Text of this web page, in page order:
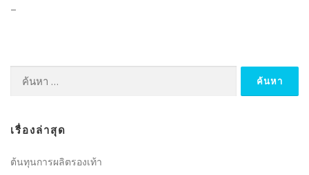
–
ค้นหาสำหรับ:
เรื่องล่าสุด
ต้นทุนการผลิตรองเท้า